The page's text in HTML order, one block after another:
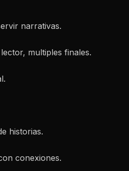
narrativas.
multiples finales.
historias.
conexiones.